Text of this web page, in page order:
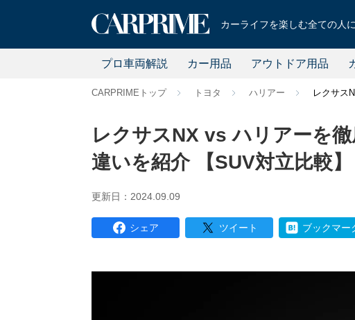
カーライフを楽しむ全ての人
プロ車両解説 カー用品 アウトドア用品
CARPRIMEトップ トヨタ ハリアー レクサス
レクサスNX vs ハリアーを
違いを紹介 【SUV対立比較】
更新日：2024.09.09
シェア ツイート ブックマー